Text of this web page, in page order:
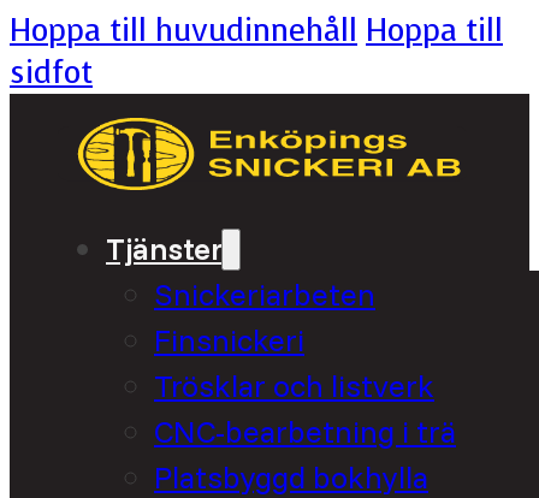
Hoppa till huvudinnehåll Hoppa till
sidfot
Tjänster
Snickeriarbeten
Finsnickeri
Trösklar och listverk
CNC-bearbetning i trä
Platsbyggd bokhylla